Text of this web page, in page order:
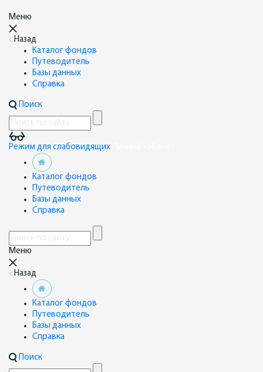
Меню
Назад
Каталог фондов
Путеводитель
Базы данных
Справка
Поиск
Режим для слабовидящих
Каталог фондов
Путеводитель
Базы данных
Справка
Меню
Назад
Каталог фондов
Путеводитель
Базы данных
Справка
Поиск